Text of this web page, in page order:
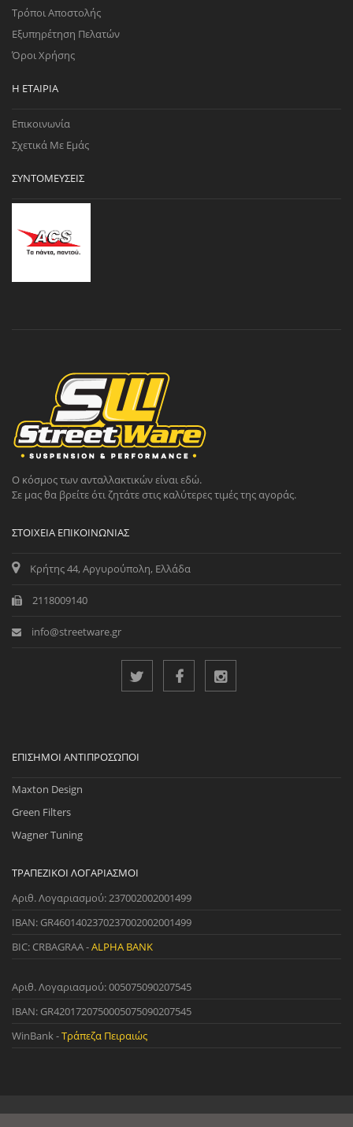
Τρόποι Αποστολής
Εξυπηρέτηση Πελατών
Όροι Χρήσης
Η ΕΤΑΙΡΊΑ
Επικοινωνία
Σχετικά Με Εμάς
ΣΥΝΤΟΜΕΎΣΕΙΣ
Ο κόσμος των ανταλλακτικών είναι εδώ.
Σε μας θα βρείτε ότι ζητάτε στις καλύτερες τιμές της αγοράς.
ΣΤΟΙΧΕΊΑ ΕΠΙΚΟΙΝΩΝΊΑΣ
Κρήτης 44, Αργυρούπολη, Ελλάδα
2118009140
info@streetware.gr
ΕΠΊΣΗΜΟΙ ΑΝΤΙΠΡΌΣΩΠΟΙ
Maxton Design
Green Filters
Wagner Tuning
ΤΡΑΠΕΖΙΚΟΊ ΛΟΓΑΡΙΑΣΜΟΊ
Αριθ. Λογαριασμού: 237002002001499
IBAN: GR4601402370237002002001499
BIC: CRBAGRAA -ALPHA BANK
Αριθ. Λογαριασμού: 005075090207545
IBAN: GR4201720750005075090207545
WinBank -Τράπεζα Πειραιώς
© 2022 StreetWare. All Rights Reserved. | Designed and Developedby